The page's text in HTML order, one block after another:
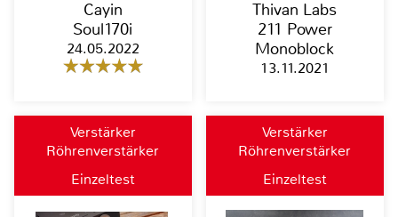
Cayin
Soul170i
24.05.2022
Thivan Labs
211 Power
Monoblock
13.11.2021
Verstärker
Röhrenverstärker
Einzeltest
Verstärker
Röhrenverstärker
Einzeltest